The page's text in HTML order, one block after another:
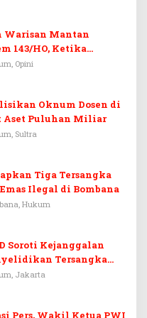
Warisan Mantan
143/HO, Ketika
Pemerasan
Opini
Oknum Dosen di
Aset Puluhan Miliar
Sultra
Tiga Tersangka
Ilegal di Bombana
Hukum
Soroti Kejanggalan
Tersangka
Jakarta